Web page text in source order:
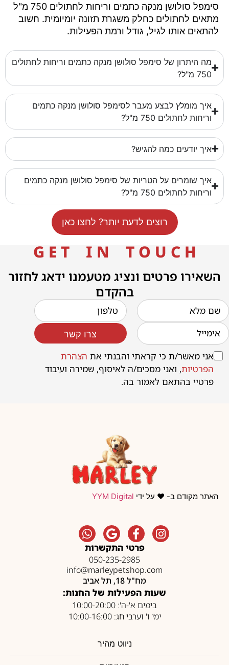
סימפל סולושן מנקה כתמים וריחות לחתולים 750 מ"ל
מתאים לחתולים כחלק משגרת תזונה יומיומית. חשוב
להתאים אותו לגיל, גודל ורמת הפעילות.
מה היתרון של סימפל סולושן מנקה כתמים וריחות לחתולים
750 מ"ל?
איך מומלץ לבצע מעבר לסימפל סולושן מנקה כתמים
וריחות לחתולים 750 מ"ל?
איך יודעים כמה להגיש?
איך שומרים על הטריות של סימפל סולושן מנקה כתמים
וריחות לחתולים 750 מ"ל?
רוצים לדעת יותר? לחצו כאן
G E T I N T O U C H
השאירו פרטים ונציג מטעמנו ידאג לחזור
בהקדם
אני מאשר/ת כי קראתי והבנתי את הצהרת
הפרטיות, ואני מסכים/ה לאיסוף, שמירה ועיבוד
פרטיי בהתאם לאמור בה.
צרו קשר
האתר מקודם ב- ❤️ על ידי YYM Digital
פרטי התקשרות
050-235-2985
info@marleypetshop.com
מח"ל 18, תל אביב
שעות הפעילות של החנות:
בימים א'-ה': 10:00-20:00
ימי ו' וערבי חג: 10:00-16:00
ניווט מהיר